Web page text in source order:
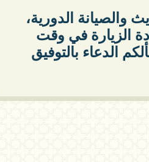
والصيانة الدورية،
الزيارة في وقت
الدعاء بالتوفيق